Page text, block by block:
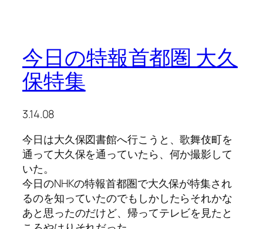
今日の特報首都圏 大久
保特集
3.14.08
今日は大久保図書館へ行こうと、歌舞伎町を
通って大久保を通っていたら、何か撮影して
いた。
今日のNHKの特報首都圏で大久保が特集され
るのを知っていたのでもしかしたらそれかな
あと思ったのだけど、帰ってテレビを見たと